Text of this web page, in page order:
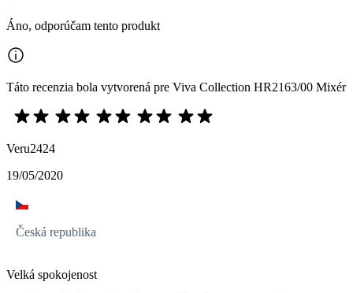
Áno, odporúčam tento produkt
Táto recenzia bola vytvorená pre Viva Collection HR2163/00 Mixér
Veru2424
19/05/2020
Česká republika
Velká spokojenost